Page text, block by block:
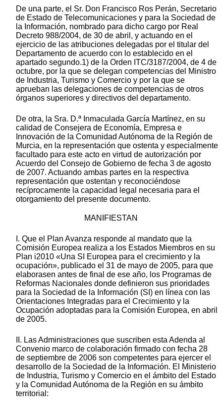
De una parte, el Sr. Don Francisco Ros Perán, Secretario
de Estado de Telecomunicaciones y para la Sociedad de
la Información, nombrado para dicho cargo por Real
Decreto 988/2004, de 30 de abril, y actuando en el
ejercicio de las atribuciones delegadas por el titular del
Departamento de acuerdo con lo establecido en el
apartado segundo.1) de la Orden ITC/3187/2004, de 4 de
octubre, por la que se delegan competencias del Ministro
de Industria, Turismo y Comercio y por la que se
aprueban las delegaciones de competencias de otros
órganos superiores y directivos del departamento.
De otra, la Sra. D.ª Inmaculada García Martínez, en su
calidad de Consejera de Economía, Empresa e
Innovación de la Comunidad Autónoma de la Región de
Murcia, en la representación que ostenta y especialmente
facultado para este acto en virtud de autorización por
Acuerdo del Consejo de Gobierno de fecha 3 de agosto
de 2007. Actuando ambas partes en la respectiva
representación que ostentan y reconociéndose
recíprocamente la capacidad legal necesaria para el
otorgamiento del presente documento.
MANIFIESTAN
I. Que el Plan Avanza responde al mandato que la
Comisión Europea realiza a los Estados Miembros en su
Plan i2010 «Una SI Europea para el crecimiento y la
ocupación», publicado el 31 de mayo de 2005, para que
elaborasen antes de final de ese año, los Programas de
Reformas Nacionales donde definieron sus prioridades
para la Sociedad de la Información (SI) en línea con las
Orientaciones Integradas para el Crecimiento y la
Ocupación adoptadas para la Comisión Europea, en abril
de 2005.
II. Las Administraciones que suscriben esta Adenda al
Convenio marco de colaboración firmado con fecha 28
de septiembre de 2006 son competentes para ejercer el
desarrollo de la Sociedad de la Información. El Ministerio
de Industria, Turismo y Comercio en el ámbito del Estado
y la Comunidad Autónoma de la Región en su ámbito
territorial: